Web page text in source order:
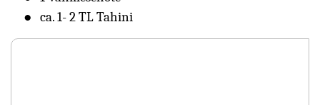
ca. 1- 2 TL Tahini